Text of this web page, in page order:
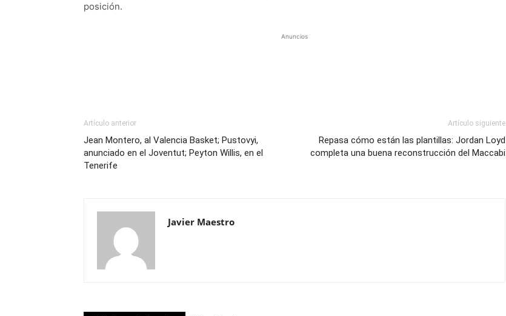
posición.
Anuncios
Artículo anterior
Jean Montero, al Valencia Basket; Pustovyi,
anunciado en el Joventut; Peyton Willis, en el
Tenerife
Artículo siguiente
Repasa cómo están las plantillas: Jordan Loyd
completa una buena reconstrucción del Maccabi
Javier Maestro